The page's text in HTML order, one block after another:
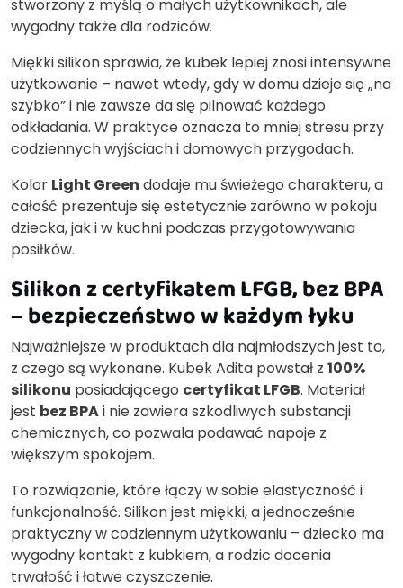
stworzony z myślą o małych użytkownikach, ale
wygodny także dla rodziców.
Miękki silikon sprawia, że kubek lepiej znosi intensywne
użytkowanie – nawet wtedy, gdy w domu dzieje się „na
szybko” i nie zawsze da się pilnować każdego
odkładania. W praktyce oznacza to mniej stresu przy
codziennych wyjściach i domowych przygodach.
Kolor Light Green dodaje mu świeżego charakteru, a
całość prezentuje się estetycznie zarówno w pokoju
dziecka, jak i w kuchni podczas przygotowywania
posiłków.
Silikon z certyfikatem LFGB, bez BPA
– bezpieczeństwo w każdym łyku
Najważniejsze w produktach dla najmłodszych jest to,
z czego są wykonane. Kubek Adita powstał z 100%
silikonu posiadającego certyfikat LFGB. Materiał
jest bez BPAi nie zawiera szkodliwych substancji
chemicznych, co pozwala podawać napoje z
większym spokojem.
To rozwiązanie, które łączy w sobie elastyczność i
funkcjonalność. Silikon jest miękki, a jednocześnie
praktyczny w codziennym użytkowaniu – dziecko ma
wygodny kontakt z kubkiem, a rodzic docenia
trwałość i łatwe czyszczenie.